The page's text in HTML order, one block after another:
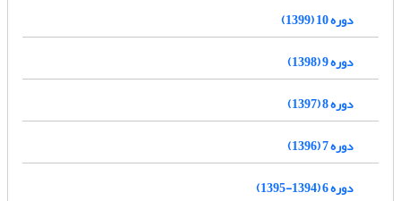
دوره 10 (1399)
دوره 9 (1398)
دوره 8 (1397)
دوره 7 (1396)
دوره 6 (1394-1395)